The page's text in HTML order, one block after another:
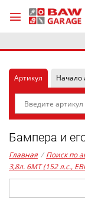
Артикул Начало
Бампера и
Главная / Поиск по
3,8л. 6MT (152 л.с.,